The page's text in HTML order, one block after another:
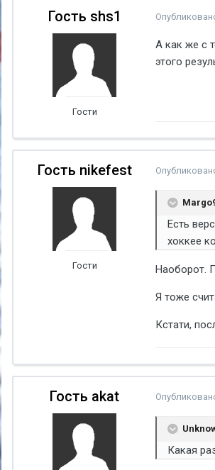
Гость shs1
Гости
А как же с
этого
Гость nikefest
Гости
Есть
хоккее
Наоборот.
Я тоже
Кстати,
Гость akat
Какая